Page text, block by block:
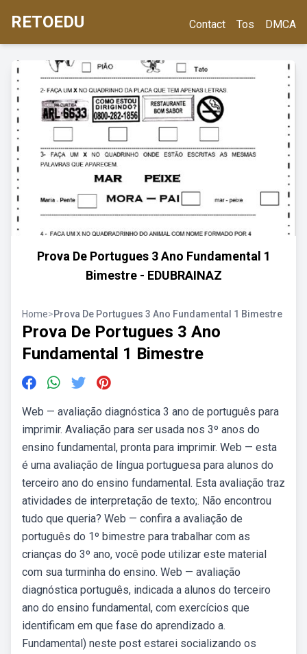
RETOEDU Contact Tos DMCA
Prova De Portugues 3 Ano Fundamental 1
Bimestre - EDUBRAINAZ
Home>Prova De Portugues 3 Ano Fundamental 1 Bimestre
Prova De Portugues 3 Ano
Fundamental 1 Bimestre
Web — avaliação diagnóstica 3 ano de português para
imprimir. Avaliação para ser usada nos 3º anos do
ensino fundamental, pronta para imprimir. Web — esta
é uma avaliação de língua portuguesa para alunos do
terceiro ano do ensino fundamental. Esta avaliação traz
atividades de interpretação de texto;. Não encontrou
tudo que queria? Web — confira a avaliação de
português do 1º bimestre para trabalhar com as
crianças do 3º ano, você pode utilizar este material
com sua turminha do ensino. Web — avaliação
diagnóstica português, indicada a alunos do terceiro
ano do ensino fundamental, com exercícios que
identificam em que fase do aprendizado a.
Fundamental) neste post estarei socializando os